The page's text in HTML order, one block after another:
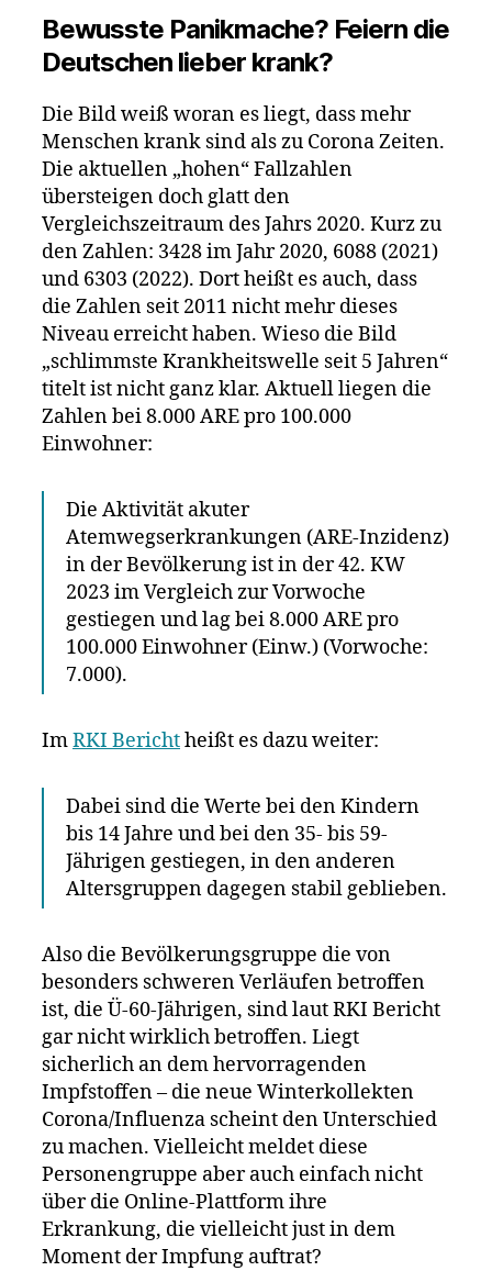
497
Bewusste Panikmache? Feiern die
Deutschen lieber krank?
Die Bild weiß woran es liegt, dass mehr
Menschen krank sind als zu Corona Zeiten.
Die aktuellen „hohen“ Fallzahlen
übersteigen doch glatt den
Vergleichszeitraum des Jahrs 2020. Kurz zu
den Zahlen: 3428 im Jahr 2020, 6088 (2021)
und 6303 (2022). Dort heißt es auch, dass
die Zahlen seit 2011 nicht mehr dieses
Niveau erreicht haben. Wieso die Bild
„schlimmste Krankheitswelle seit 5 Jahren“
titelt ist nicht ganz klar. Aktuell liegen die
Zahlen bei 8.000 ARE pro 100.000
Einwohner:
Die Aktivität akuter
Atemwegserkrankungen (ARE-Inzidenz)
in der Bevölkerung ist in der 42. KW
2023 im Vergleich zur Vorwoche
gestiegen und lag bei 8.000 ARE pro
100.000 Einwohner (Einw.) (Vorwoche:
7.000).
ImRKI Berichtheißt es dazu weiter:
Dabei sind die Werte bei den Kindern
bis 14 Jahre und bei den 35- bis 59-
Jährigen gestiegen, in den anderen
Altersgruppen dagegen stabil geblieben.
Also die Bevölkerungsgruppe die von
besonders schweren Verläufen betroffen
ist, die Ü-60-Jährigen, sind laut RKI Bericht
gar nicht wirklich betroffen. Liegt
sicherlich an dem hervorragenden
Impfstoffen – die neue Winterkollekten
Corona/Influenza scheint den Unterschied
zu machen. Vielleicht meldet diese
Personengruppe aber auch einfach nicht
über die Online-Plattform ihre
Erkrankung, die vielleicht just in dem
Moment der Impfung auftrat?